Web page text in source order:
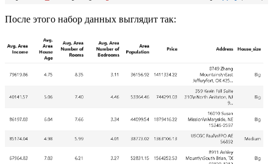
После этого набор данных выглядит так: